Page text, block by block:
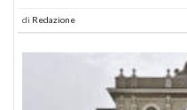
di Redazione